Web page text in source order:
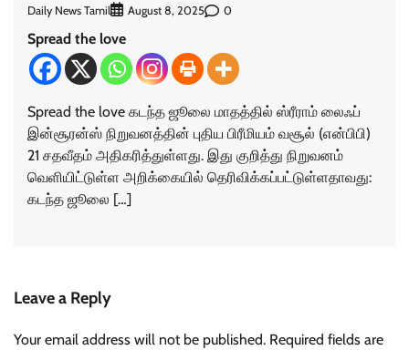
Daily News Tamil August 8, 2025 0
Spread the love
Spread the love கடந்த ஜூலை மாதத்தில் ஸ்ரீராம் லைஃப்
இன்சூரன்ஸ் நிறுவனத்தின் புதிய பிரீமியம் வசூல் (என்பிபி)
21 சதவீதம் அதிகரித்துள்ளது. இது குறித்து நிறுவனம்
வெளியிட்டுள்ள அறிக்கையில் தெரிவிக்கப்பட்டுள்ளதாவது:
கடந்த ஜூலை […]
Leave a Reply
Your email address will not be published. Required fields are